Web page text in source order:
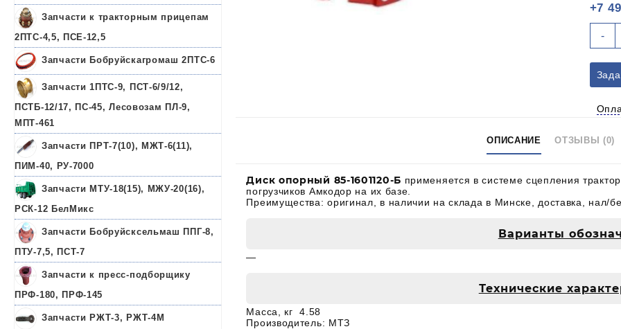
Запчасти к тракторным прицепам
2ПТС-4,5, ПСЕ-12,5
Запчасти Бобруйскагромаш 2ПТС-6
Запчасти 1ПТС-9, ПСТ-6/9/12,
ПСТБ-12/17, ПС-45, Лесовозам ПЛ-9,
МПТ-461
Запчасти ПРТ-7(10), МЖТ-6(11),
ПИМ-40, РУ-7000
Запчасти МТУ-18(15), МЖУ-20(16),
РСК-12 БелМикс
Запчасти Бобруйсксельмаш ППГ-8,
ПТУ-7,5, ПСТ-7
Запчасти к пресс-подборщику
ПРФ-180, ПРФ-145
Запчасти РЖТ-3, РЖТ-4М
+7
-
Б
ОПИСАНИЕ ОТЗЫВЫ (0)
Диск опорный 85-1601120-Б применяется в системе сцепления
погрузчиков Амкодор на их базе.
Преимущества: оригинал, в наличии на склада в Минске, доставка, нал/
Варианты
—
Технические
Масса, кг 4.58
Производитель: МТЗ